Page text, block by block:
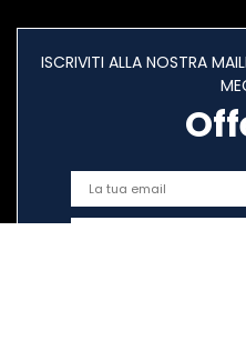
ISCRIVITI ALLA NOSTRA